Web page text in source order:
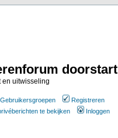
doorstart
en uitwisseling
Gebruikersgroepen
Registreren
te bekijken Inloggen